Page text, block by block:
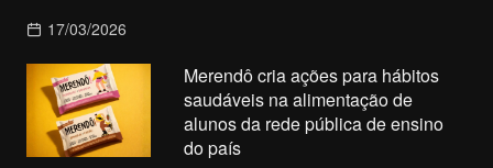
17/03/2026
Merendô cria ações para hábitos
saudáveis na alimentação de
alunos da rede pública de ensino
do país